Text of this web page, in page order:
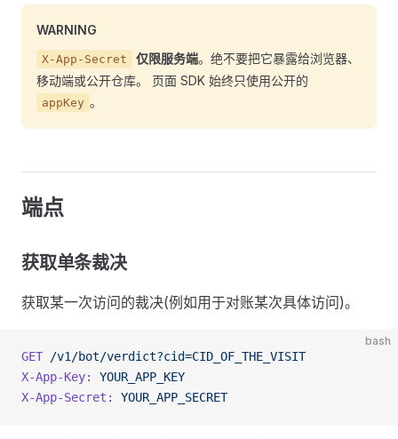
WARNING
X-App-Secret 仅限服务端。绝不要把它暴露给浏览器、
移动端或公开仓库。 页面 SDK 始终只使用公开的
appKey 。
端点
获取单条裁决
获取某一次访问的裁决(例如用于对账某次具体访问)。
bash
GET /v1/bot/verdict?cid=CID_OF_THE_VISIT
X-App-Key:
YOUR_APP_KEY
X-App-Secret:
YOUR_APP_SECRET